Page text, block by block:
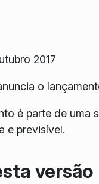
2017
o
é parte de uma
e previsível.
versão